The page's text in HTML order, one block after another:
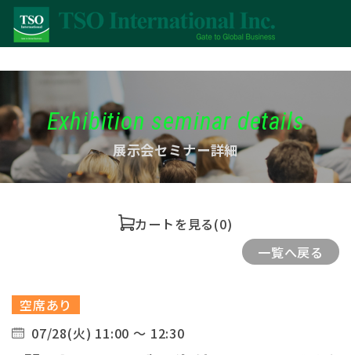
Exhibition seminar details
展示会セミナー詳細
カートを見る(0)
一覧へ戻る
空席あり
07/28(火) 11:00 ～ 12:30